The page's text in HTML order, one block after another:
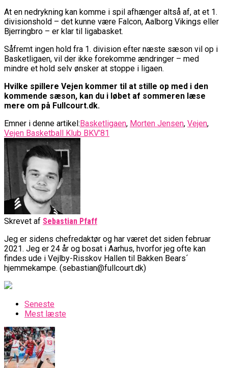
At en nedrykning kan komme i spil afhænger altså af, at et 1.
divisionshold – det kunne være Falcon, Aalborg Vikings eller
Bjerringbro – er klar til ligabasket.
Såfremt ingen hold fra 1. division efter næste sæson vil op i
Basketligaen, vil der ikke forekomme ændringer – med
mindre et hold selv ønsker at stoppe i ligaen.
Hvilke spillere Vejen kommer til at stille op med i den
kommende sæson, kan du i løbet af sommeren læse
mere om på Fullcourt.dk.
Emner i denne artikel:Basketligaen, Morten Jensen, Vejen,
Vejen Basketball Klub BKV’81
Skrevet af Sebastian Pfaff
Jeg er sidens chefredaktør og har været det siden februar
2021. Jeg er 24 år og bosat i Aarhus, hvorfor jeg ofte kan
findes ude i Vejlby-Risskov Hallen til Bakken Bears´
hjemmekampe. (sebastian@fullcourt.dk)
Seneste
Mest læste